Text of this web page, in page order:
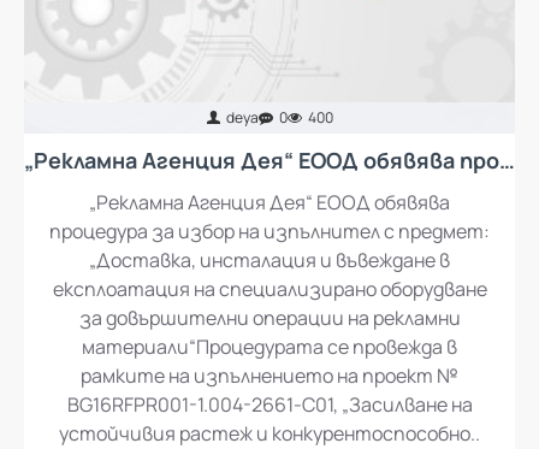
deya 0 400
„Рекламна Агенция Дея“ ЕООД обявява процедура за избор на изпълнител с предмет: „Доставка, инсталация и въвеждане в експлоатация на специализирано оборудване за довършителни операции на рекламни материали“
„Рекламна Агенция Дея“ ЕООД обявява
процедура за избор на изпълнител с предмет:
„Доставка, инсталация и въвеждане в
експлоатация на специализирано оборудване
за довършителни операции на рекламни
материали“Процедурата се провежда в
рамките на изпълнението на проект №
BG16RFPR001-1.004-2661-C01, „Засилване на
устойчивия растеж и конкурентоспособно..